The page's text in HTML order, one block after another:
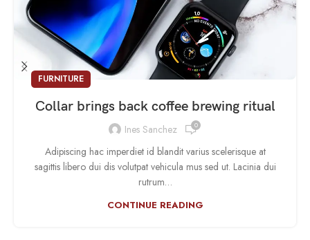
FURNITURE
Collar brings back coffee brewing ritual
Ines Sanchez 0
Adipiscing hac imperdiet id blandit varius scelerisque at
sagittis libero dui dis volutpat vehicula mus sed ut. Lacinia dui
rutrum…
CONTINUE READING